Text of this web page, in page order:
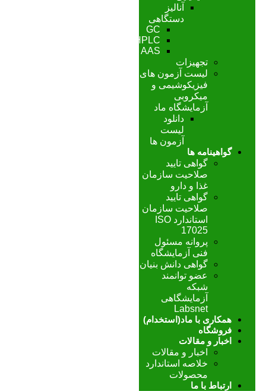
آنالیز
دستگاهی
GC
HPLC
AAS
تجهیزات
لیست آزمون های
فیزیکوشیمی و
میکروبی
آزمایشگاه ماد
دانلود
لیست
آزمون ها
گواهینامه ها
گواهی تایید
صلاحیت سازمان
غذا و دارو
گواهی تایید
صلاحیت سازمان
استاندارد ISO
17025
پروانه مسئول
فنی آزمایشگاه
گواهی دانش بنیان
عضو توانمند
شبکه
آزمایشگاهی
Labsnet
همکاری با ماد(استخدام)
فروشگاه
اخبار و مقالات
اخبار و مقالات
خلاصه استاندارد
محصولات
ارتباط با ما